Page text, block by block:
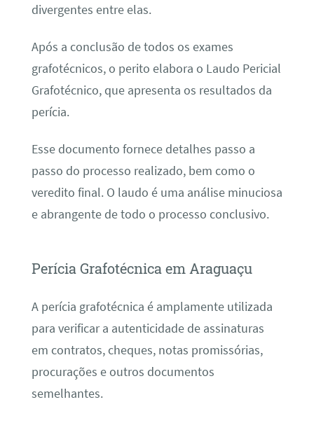
divergentes entre elas.
Após a conclusão de todos os exames
grafotécnicos, o perito elabora o Laudo Pericial
Grafotécnico, que apresenta os resultados da
perícia.
Esse documento fornece detalhes passo a
passo do processo realizado, bem como o
veredito final. O laudo é uma análise minuciosa
e abrangente de todo o processo conclusivo.
Perícia Grafotécnica em Araguaçu
A perícia grafotécnica é amplamente utilizada
para verificar a autenticidade de assinaturas
em contratos, cheques, notas promissórias,
procurações e outros documentos
semelhantes.